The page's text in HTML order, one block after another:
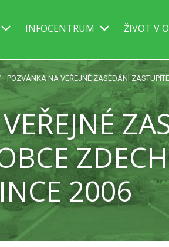
INFOCENTRUM ŽIVOT V
POZVÁNKA NA VEŘEJNÉ ZASEDÁNÍ
2006